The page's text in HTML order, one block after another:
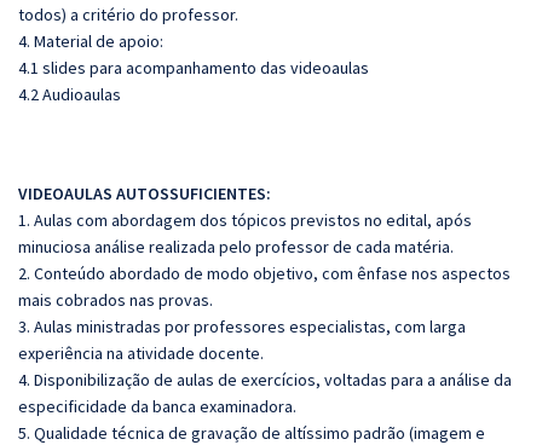
todos) a critério do professor.
4. Material de apoio:
4.1 slides para acompanhamento das videoaulas
4.2 Audioaulas
VIDEOAULAS AUTOSSUFICIENTES:
1. Aulas com abordagem dos tópicos previstos no edital, após
minuciosa análise realizada pelo professor de cada matéria.
2. Conteúdo abordado de modo objetivo, com ênfase nos aspectos
mais cobrados nas provas.
3. Aulas ministradas por professores especialistas, com larga
experiência na atividade docente.
4. Disponibilização de aulas de exercícios, voltadas para a análise da
especificidade da banca examinadora.
5. Qualidade técnica de gravação de altíssimo padrão (imagem e